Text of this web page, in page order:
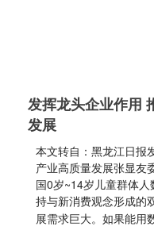
发挥龙头企业作用
发展
本文转自：黑龙江日报
产业高质量发展张显友
国0岁~14岁儿童群体
持与新消费观念形成的
展需求巨大。如果能用